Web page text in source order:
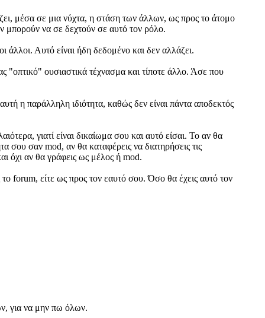
μέσα σε μια νύχτα, η στάση των άλλων, ως προς το άτομο
μπορούν να σε δεχτούν σε αυτό τον ρόλο.
άλλοι. Αυτό είναι ήδη δεδομένο και δεν αλλάζει.
"οπτικό" ουσιαστικά τέχνασμα και τίποτε άλλο. Άσε που
η παράλληλη ιδιότητα, καθώς δεν είναι πάντα αποδεκτός
γιατί είναι δικαίωμα σου και αυτό είσαι. Το αν θα
σου σαν mod, αν θα καταφέρεις να διατηρήσεις τις
όχι αν θα γράφεις ως μέλος ή mod.
forum, είτε ως προς τον εαυτό σου. Όσο θα έχεις αυτό τον
για να μην πω όλων.